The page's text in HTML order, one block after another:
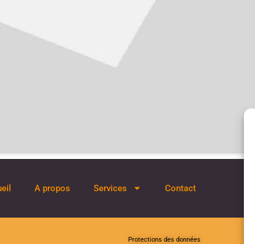
A propos Services Contact
Protections des données